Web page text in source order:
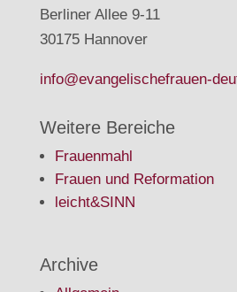
Berliner Allee 9-11
30175 Hannover
info@evangelischefrauen-
Weitere Bereiche
Frauenmahl
Frauen und Reformation
leicht&SINN
Archive